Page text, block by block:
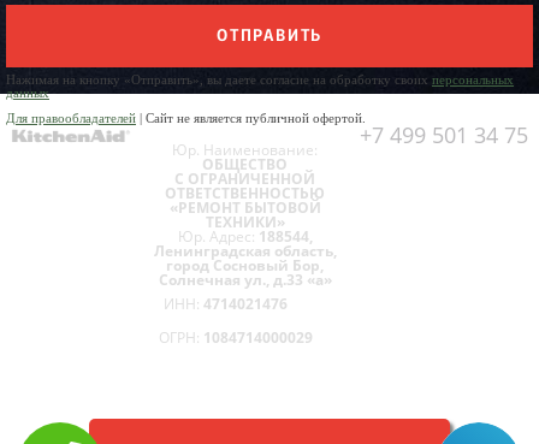
ОТПРАВИТЬ
Нажимая на кнопку «Отправить», вы даете согласие на обработку своих персональных
данных
Для правообладателей | Сайт не является публичной офертой.
+7 499 501 34 75
Юр. Наименование:
ОБЩЕСТВО
С ОГРАНИЧЕННОЙ
ОТВЕТСТВЕННОСТЬЮ
«РЕМОНТ БЫТОВОЙ
ТЕХНИКИ»
Юр. Адрес: 188544,
Ленинградская область,
город Сосновый Бор,
Солнечная ул., д.33 «а»
ИНН: 4714021476
ОГРН: 1084714000029